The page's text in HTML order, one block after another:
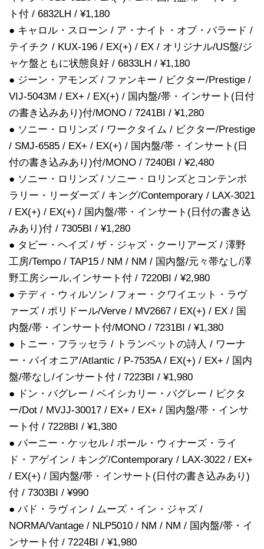
ト付 / 6832LH / ¥1,180
● キャロル・スローン / ア・ナイト・オブ・バラード /
テイチク / KUX-196 / EX(+) / EX / オリジナル/US盤/ジ
ャケ盤ともに状態良好 / 6833LH / ¥1,180
● ジーン・アモンズ / ファンキー / ビクター/Prestige /
VIJ-5043M / EX+ / EX(+) / 国内盤/帯・インサート(日付
の書き込みあり)付/MONO / 7241BI / ¥1,280
● ソニー・ロリンズ / ワークタイム / ビクター/Prestige
/ SMJ-6585 / EX+ / EX(+) / 国内盤/帯・インサート(日
付の書き込みあり)付/MONO / 7240BI / ¥2,480
● ソニー・ロリンズ / ソニー・ロリンズとコンテンポ
ラリー・リーダーズ / キング/Contemporary / LAX-3021
/ EX(+) / EX(+) / 国内盤/帯・インサート(日付の書き込
みあり)付 / 7305BI / ¥1,280
● タビー・ヘイズ / ザ・ジャズ・クーリアーズ / 澤野
工房/Tempo / TAP15 / NM / NM / 国内盤/元々帯なし/澤
野工房シール,インサート付 / 7220BI / ¥2,980
● テディ・ウィルソン / フォー・クワイエット・ラヴ
ァーズ / ポリドール/Verve / MV2667 / EX(+) / EX / 国
内盤/帯・インサート付/MONO / 7231BI / ¥1,380
● トニー・フラッセラ / トランペットの詩人 / ワーナ
ー・パイオニア/Atlantic / P-7535A / EX(+) / EX+ / 国内
盤/帯なし/インサート付 / 7223BI / ¥1,980
● ドン・バグレー / ベイシカリー・バグレー / ビクタ
ー/Dot / MVJJ-30017 / EX+ / EX+ / 国内盤/帯・インサ
ート付 / 7228BI / ¥1,380
● バーニー・ケッセル / ポール・ウィナーズ・ライ
ド・アゲイン / キング/Contemporary / LAX-3022 / EX+
/ EX(+) / 国内盤/帯・インサート(日付の書き込みあり)
付 / 7303BI / ¥990
● バド・ラヴィン / ムーズ・イン・ジャズ /
NORMA/Vantage / NLP5010 / NM / NM / 国内盤/帯・イ
ンサート付 / 7224BI / ¥1,980